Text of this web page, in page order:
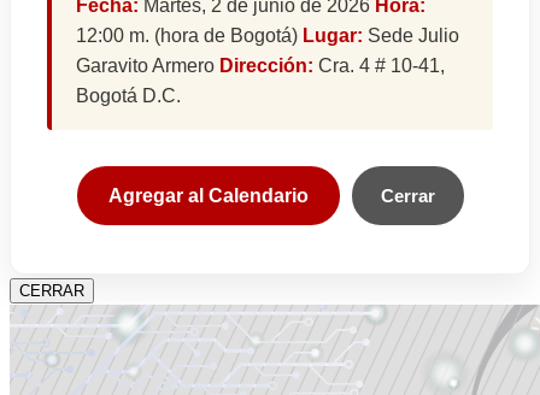
Fecha: Martes, 2 de junio de 2026 Hora:
12:00 m. (hora de Bogotá) Lugar: Sede Julio
Garavito Armero Dirección: Cra. 4 # 10-41,
Bogotá D.C.
Agregar al Calendario Cerrar
CERRAR